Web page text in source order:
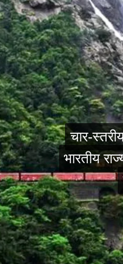
चार-
भारतीय
चार-
भारतीय